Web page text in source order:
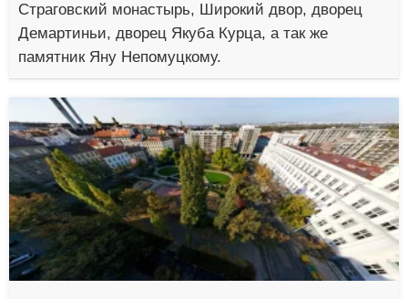
Страговский монастырь, Широкий двор, дворец
Демартиньи, дворец Якуба Курца, а так же
памятник Яну Непомуцкому.